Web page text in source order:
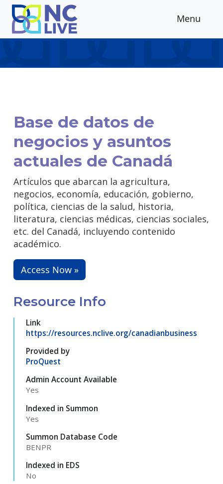
Skip to main content
Menu
Base de datos de
negocios y asuntos
actuales de Canadá
Artículos que abarcan la agricultura,
negocios, economía, educación, gobierno,
política, ciencias de la salud, historia,
literatura, ciencias médicas, ciencias sociales,
etc. del Canadá, incluyendo contenido
académico.
Access Now »
Resource Info
Link
https://resources.nclive.org/canadianbusiness
Provided by
ProQuest
Admin Account Available
Yes
Indexed in Summon
Yes
Summon Database Code
BENPR
Indexed in EDS
No